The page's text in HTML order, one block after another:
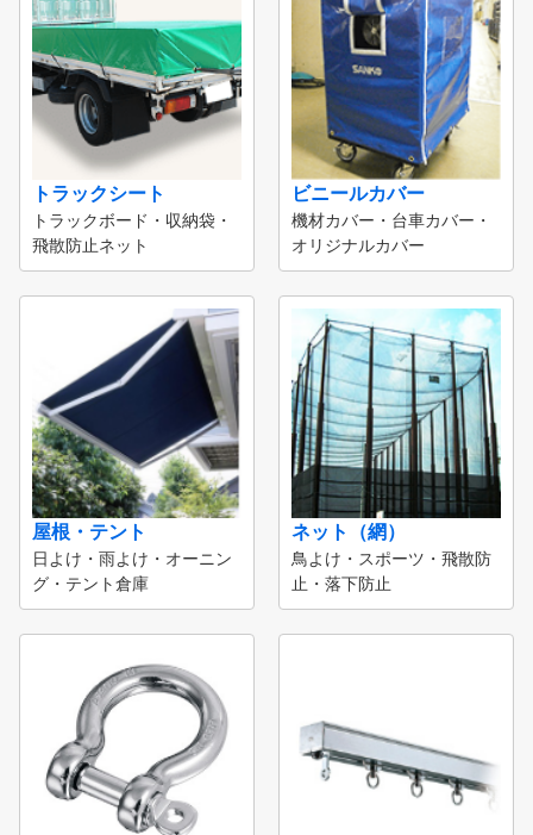
トラックシート
トラックボード・収納袋・
飛散防止ネット
ビニールカバー
機材カバー・台車カバー・
オリジナルカバー
屋根・テント
日よけ・雨よけ・オーニン
グ・テント倉庫
ネット（網）
鳥よけ・スポーツ・飛散防
止・落下防止